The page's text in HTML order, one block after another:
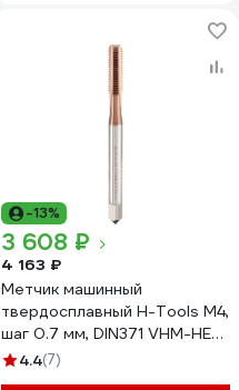
-13%
3 608 ₽
4 163 ₽
Метчик машинный
твердосплавный H-Tools М4,
шаг 0.7 мм, DIN371 VHM-HE
6h C/2-3P HRC45 125F01-C9-
4.4(7)